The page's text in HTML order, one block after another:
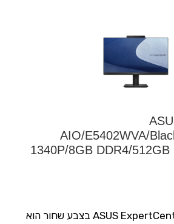
AIO/E5402WVA/
1340P/8GB DDR4/
ASUS ExpertCenter AIO/E5402WVA בצבע שחור הוא